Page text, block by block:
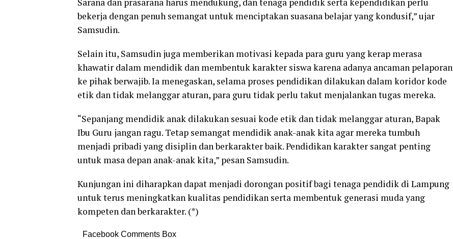
bekerja dengan penuh semangat untuk menciptakan suasana belajar yang kondusif,” ujar
Samsudin.
Selain itu, Samsudin juga memberikan motivasi kepada para guru yang kerap merasa
khawatir dalam mendidik dan membentuk karakter siswa karena adanya ancaman pelaporan
ke pihak berwajib. Ia menegaskan, selama proses pendidikan dilakukan dalam koridor kode
etik dan tidak melanggar aturan, para guru tidak perlu takut menjalankan tugas mereka.
“Sepanjang mendidik anak dilakukan sesuai kode etik dan tidak melanggar aturan, Bapak
Ibu Guru jangan ragu. Tetap semangat mendidik anak-anak kita agar mereka tumbuh
menjadi pribadi yang disiplin dan berkarakter baik. Pendidikan karakter sangat penting
untuk masa depan anak-anak kita,” pesan Samsudin.
Kunjungan ini diharapkan dapat menjadi dorongan positif bagi tenaga pendidik di Lampung
untuk terus meningkatkan kualitas pendidikan serta membentuk generasi muda yang
kompeten dan berkarakter. (*)
Facebook Comments Box